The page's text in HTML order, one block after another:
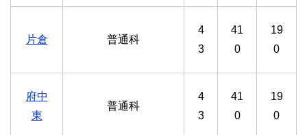
片倉 普通科
4
3
41
0
19
0
府中
東
普通科
4
3
41
0
19
0